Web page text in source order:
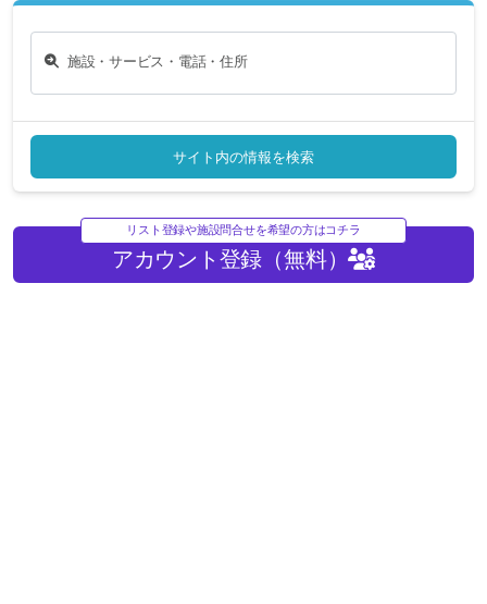
施設・サービス・電話・住所
サイト内の情報を検索
リスト登録や施設問合せを希望の方はコチラ
アカウント登録（無料）